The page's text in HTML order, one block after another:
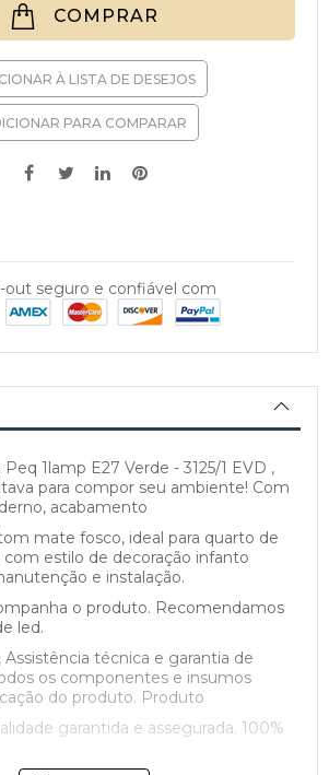
COMPRAR
À LISTA DE DESEJOS
PARA COMPARAR
out seguro e confiável com
1lamp E27 Verde - 3125/1 EVD ,
para compor seu ambiente! Com
acabamento
mate fosco, ideal para quarto de
estilo de decoração infanto
e instalação.
o produto. Recomendamos
led.
Assistência técnica e garantia de
os componentes e insumos
do produto. Produto
garantida e assegurada. 100%